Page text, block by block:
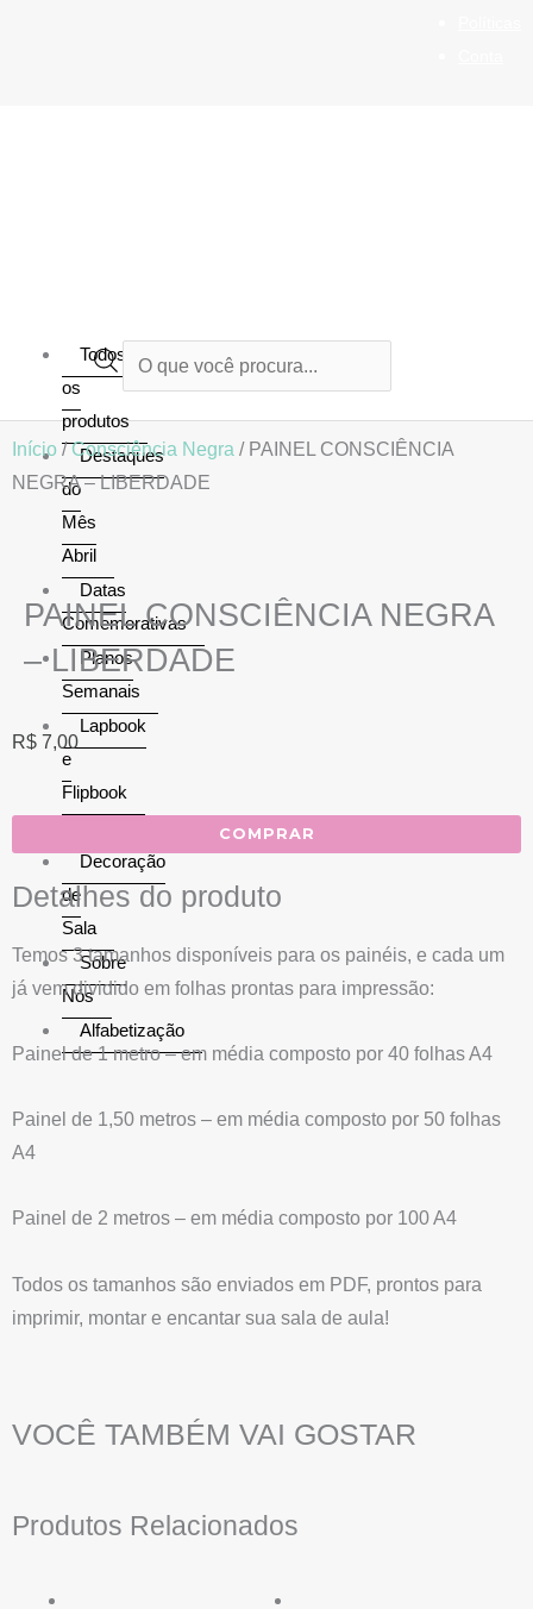
Todos
os
produtos
Destaques
do
Mês
Abril
Datas
Comemorativas
Planos
Semanais
Lapbook
e
Flipbook
Decoração
de
Sala
Sobre
Nós
Alfabetização
X
Pesquisar
produtos
Início /Consciência Negra / PAINEL CONSCIÊNCIA
NEGRA – LIBERDADE
PAINEL CONSCIÊNCIA NEGRA
– LIBERDADE
R$ 7,00
COMPRAR
Detalhes do produto
Temos 3 tamanhos disponíveis para os painéis, e cada um
já vem dividido em folhas prontas para impressão:
Painel de 1 metro – em média composto por 40 folhas A4
Painel de 1,50 metros – em média composto por 50 folhas
A4
Painel de 2 metros – em média composto por 100 A4
Todos os tamanhos são enviados em PDF, prontos para
imprimir, montar e encantar sua sala de aula!
VOCÊ TAMBÉM VAI GOSTAR
Produtos Relacionados